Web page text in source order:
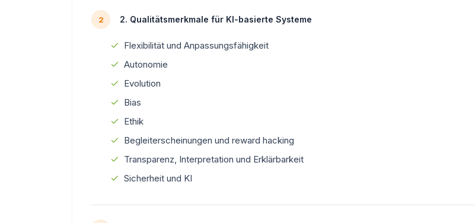
2 2. Qualitätsmerkmale für KI-basierte Systeme
Flexibilität und Anpassungsfähigkeit
Autonomie
Evolution
Bias
Ethik
Begleiterscheinungen und reward hacking
Transparenz, Interpretation und Erklärbarkeit
Sicherheit und KI